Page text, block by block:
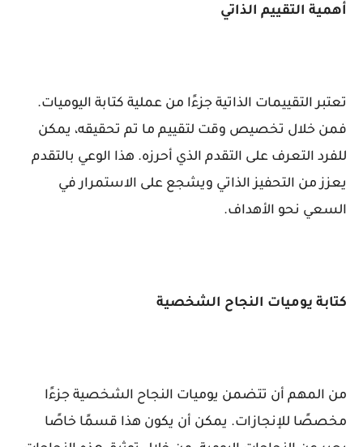
أهمية التقييم الذاتي
تعتبر التقييمات الذاتية جزءًا من عملية كتابة اليوميات.
فمن خلال تخصيص وقت لتقييم ما تم تحقيقه، يمكن
للفرد التعرف على التقدم الذي أحرزه. هذا الوعي بالتقدم
يعزز من التحفيز الذاتي ويشجع على الاستمرار في
السعي نحو الأهداف.
كتابة يوميات النجاح الشخصية
من المهم أن تتضمن يوميات النجاح الشخصية جزءًا
مخصصًا للإنجازات. يمكن أن يكون هذا قسمًا خاصًا